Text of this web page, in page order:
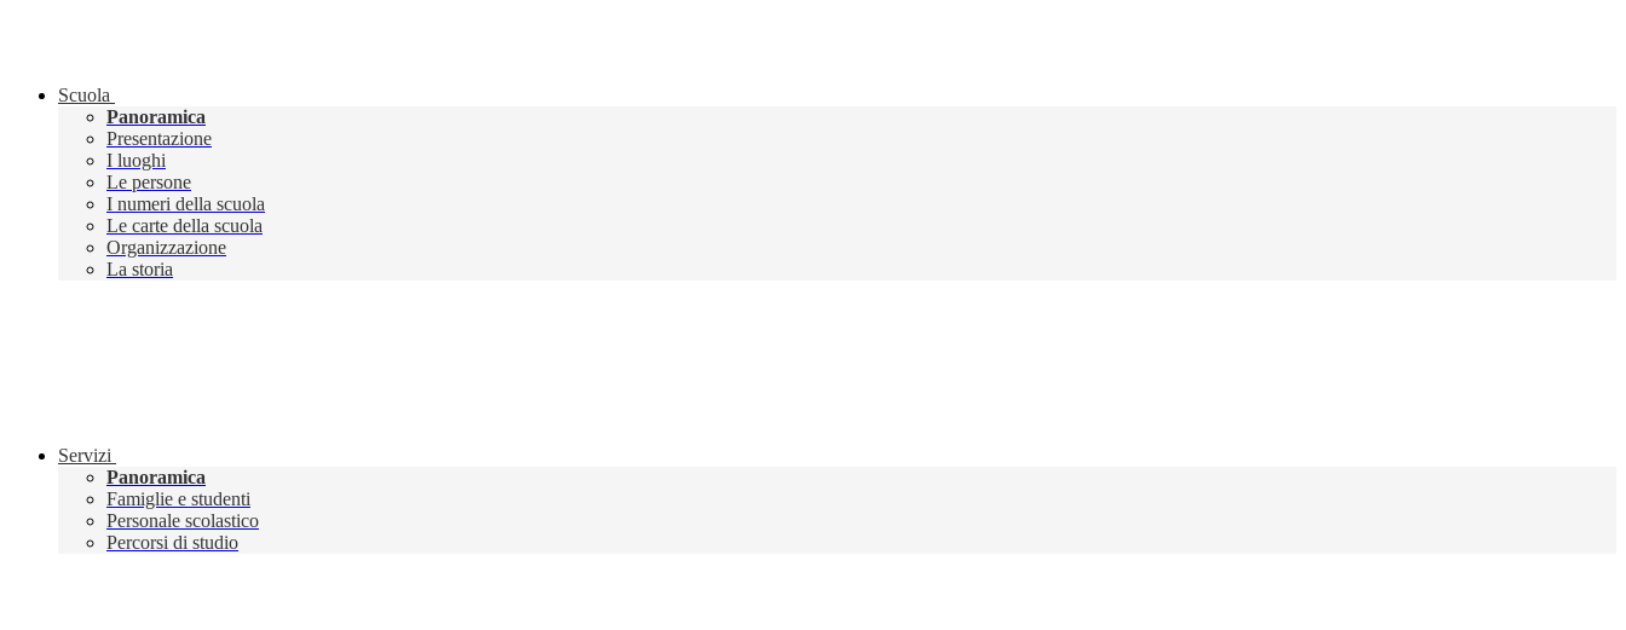
Scuola
Panoramica
Presentazione
I luoghi
Le persone
I numeri della scuola
Le carte della scuola
Organizzazione
La storia
Servizi
Panoramica
Famiglie e studenti
Personale scolastico
Percorsi di studio